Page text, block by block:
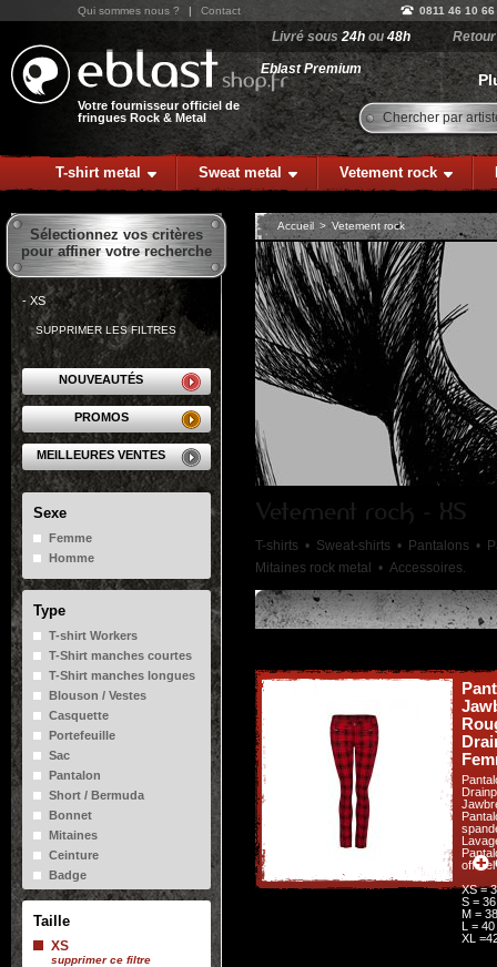
Votre fournisseur officiel de
fringues Rock & Metal
Chercher par
Qui sommes nous ? | Contact 0811 46 10 66
Livré sous24h ou48h
Eblast Premium
T-shirt metal Sweat metal Vetement rock
Sélectionnez vos critères
pour affiner votre recherche
- XS
SUPPRIMER LES FILTRES
NOUVEAUTÉS
PROMOS
MEILLEURES VENTES
Sexe
Femme
Homme
Type
T-shirt Workers
T-Shirt manches courtes
T-Shirt manches longues
Blouson / Vestes
Casquette
Portefeuille
Sac
Pantalon
Short / Bermuda
Bonnet
Mitaines
Ceinture
Badge
Bague
Boucle d'oreilles
Pendentif
Taille
XS
supprimer ce filtre
Accueil > Vetement rock
T-shirts • Sweat-shirts • Pantalons •
Mitaines rock metal • Accessoires.
XS =
S = 36
M = 38
L = 40
XL